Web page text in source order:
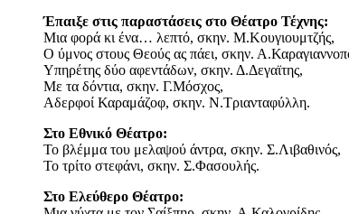
Έπαιξε στις παραστάσεις στο Θέατρο Τέχνης:
Μια φορά κι ένα… λεπτό, σκην. Μ.Κουγιουμτζής,
Ο ύμνος στους Θεούς ας πάει, σκην.
Υπηρέτης δύο αφεντάδων, σκην. Δ.Δεγαϊτης,
Με τα δόντια, σκην. Γ.Μόσχος,
Αδερφοί Καραμάζοφ, σκην. Ν.Τριανταφύλλη.
Στο Εθνικό Θέατρο:
Το βλέμμα του μελαψού άντρα, σκην. Σ.Λιβαθινός,
Το τρίτο στεφάνι, σκην. Σ.Φασουλής.
Στο Ελεύθερο Θέατρο: